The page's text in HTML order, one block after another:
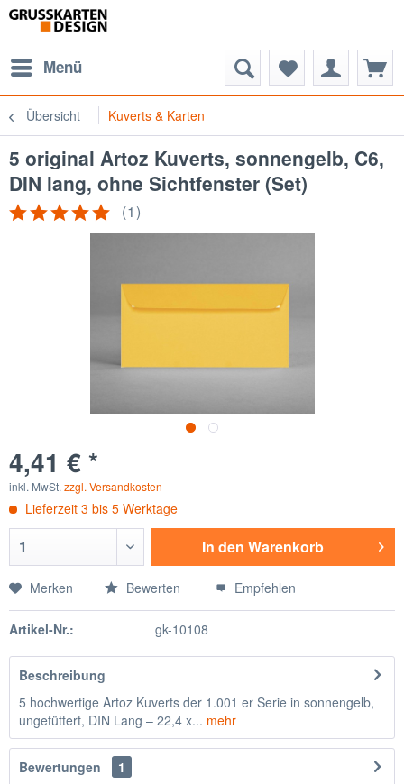
Menü
Übersicht Kuverts & Karten
5 original Artoz Kuverts, sonnengelb, C6,
DIN lang, ohne Sichtfenster (Set)
(1)
4,41 € *
inkl. MwSt. zzgl. Versandkosten
Lieferzeit 3 bis 5 Werktage
In den Warenkorb
Merken Bewerten Empfehlen
Artikel-Nr.: gk-10108
Beschreibung
5 hochwertige Artoz Kuverts der 1.001 er Serie in sonnengelb,
ungefüttert, DIN Lang – 22,4 x... mehr
Bewertungen
1